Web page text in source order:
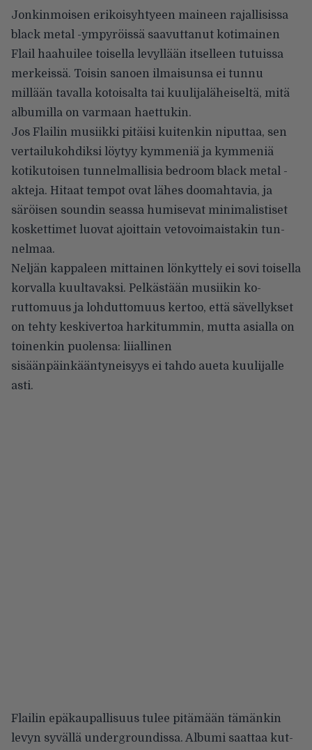
Jonkinmoisen erikoisyhtyeen mai­neen rajallisissa
black metal -ym­pyröissä saavuttanut kotimainen
Flail haahuilee toisella levyllään itselleen tutuissa
merkeissä. Toisin sanoen ilmaisunsa ei tunnu
millään tavalla kotoisalta tai kuulijalähei­seltä, mitä
albumilla on varmaan haettukin.
Jos Flailin musiikki pitäisi kuiten­kin niputtaa, sen
vertailukohdik­si löytyy kymmeniä ja kymmeniä
kotikutoisen tunnelmallisia bed­room black metal -
akteja. Hitaat tempot ovat lähes doomahtavia, ja
säröisen soundin seassa humise­vat minimalistiset
koskettimet luo­vat ajoittain vetovoimaistakin tun­
nelmaa.
Neljän kappaleen mittainen lön­kyttely ei sovi toisella
korvalla kuul­tavaksi. Pelkästään musiikin ko­
ruttomuus ja lohduttomuus ker­too, että sävellykset
on tehty kes­kivertoa harkitummin, mutta asial­la on
toinenkin puolensa: liiallinen
sisäänpäinkääntyneisyys ei tahdo aueta kuulijalle
asti.
Flailin epäkaupallisuus tulee pi­tämään tämänkin
levyn syvällä un­dergroundissa. Albumi saattaa kut­